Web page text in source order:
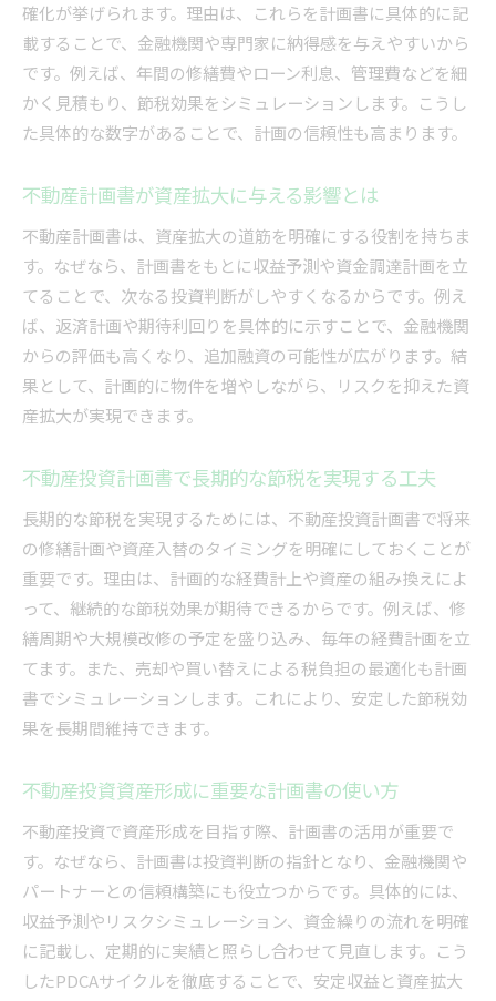
確化が挙げられます。理由は、これらを計画書に具体的に記
載することで、金融機関や専門家に納得感を与えやすいから
です。例えば、年間の修繕費やローン利息、管理費などを細
かく見積もり、節税効果をシミュレーションします。こうし
た具体的な数字があることで、計画の信頼性も高まります。
不動産計画書が資産拡大に与える影響とは
不動産計画書は、資産拡大の道筋を明確にする役割を持ちま
す。なぜなら、計画書をもとに収益予測や資金調達計画を立
てることで、次なる投資判断がしやすくなるからです。例え
ば、返済計画や期待利回りを具体的に示すことで、金融機関
からの評価も高くなり、追加融資の可能性が広がります。結
果として、計画的に物件を増やしながら、リスクを抑えた資
産拡大が実現できます。
不動産投資計画書で長期的な節税を実現する工夫
長期的な節税を実現するためには、不動産投資計画書で将来
の修繕計画や資産入替のタイミングを明確にしておくことが
重要です。理由は、計画的な経費計上や資産の組み換えによ
って、継続的な節税効果が期待できるからです。例えば、修
繕周期や大規模改修の予定を盛り込み、毎年の経費計画を立
てます。また、売却や買い替えによる税負担の最適化も計画
書でシミュレーションします。これにより、安定した節税効
果を長期間維持できます。
不動産投資資産形成に重要な計画書の使い方
不動産投資で資産形成を目指す際、計画書の活用が重要で
す。なぜなら、計画書は投資判断の指針となり、金融機関や
パートナーとの信頼構築にも役立つからです。具体的には、
収益予測やリスクシミュレーション、資金繰りの流れを明確
に記載し、定期的に実績と照らし合わせて見直します。こう
したPDCAサイクルを徹底することで、安定収益と資産拡大